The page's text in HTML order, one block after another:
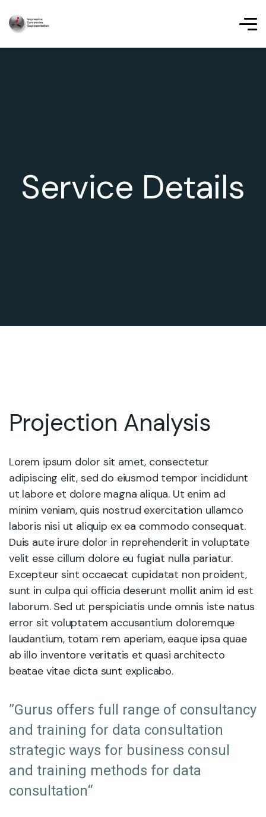
Service Details
Projection Analysis
Lorem ipsum dolor sit amet, consectetur
adipiscing elit, sed do eiusmod tempor incididunt
ut labore et dolore magna aliqua. Ut enim ad
minim veniam, quis nostrud exercitation ullamco
laboris nisi ut aliquip ex ea commodo consequat.
Duis aute irure dolor in reprehenderit in voluptate
velit esse cillum dolore eu fugiat nulla pariatur.
Excepteur sint occaecat cupidatat non proident,
sunt in culpa qui officia deserunt mollit anim id est
laborum. Sed ut perspiciatis unde omnis iste natus
error sit voluptatem accusantium doloremque
laudantium, totam rem aperiam, eaque ipsa quae
ab illo inventore veritatis et quasi architecto
beatae vitae dicta sunt explicabo.
”Gurus offers full range of consultancy
and training for data consultation
strategic ways for business consul
and training methods for data
consultation“